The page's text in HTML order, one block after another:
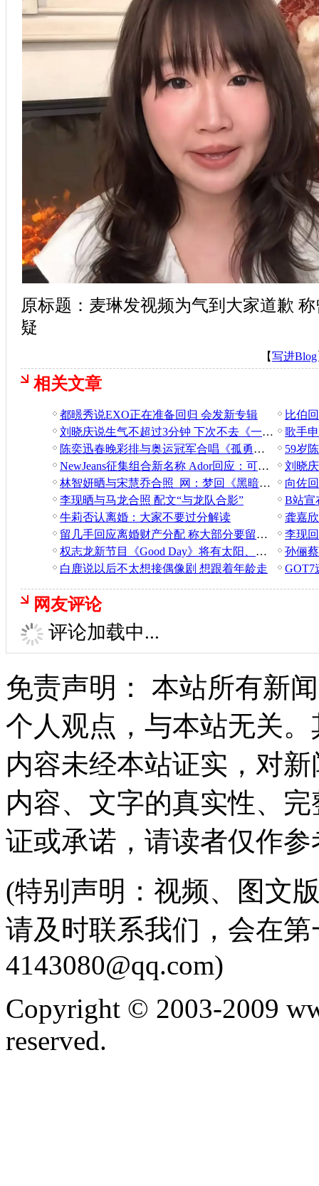
原标题：麦琳发视频为气到大家道歉
疑
【写进Blog
相关文章
都暻秀说EXO正在准备回归 会发新专辑
刘晓庆说生气不超过3分钟 下次不去《一路繁花》了
陈奕迅春晚彩排与奥运冠军合唱《孤勇者》
59岁
NewJeans征集组合新名称 Ador回应：可能属重大违约
林智妍晒与宋慧乔合照 网：梦回《黑暗荣耀》
向佐
李现晒与马龙合照 配文“与龙队合影”
B站宣
牛莉否认离婚：大家不要过分解读
留几手回应离婚财产分配 称大部分要留给葛夕
权志龙新节目《Good Day》将有太阳、大声等嘉宾出演
白鹿说以后不太想接偶像剧 想跟着年龄走
网友评论
评论加载中...
免责声明： 本站所有新
个人观点，与本站无关
内容未经本站证实，对
内容、文字的真实性、
证或承诺，请读者仅作
(特别声明：视频、图文
请及时联系我们，会在
4143080@qq.com)
Copyright © 2003-2009
reserved.